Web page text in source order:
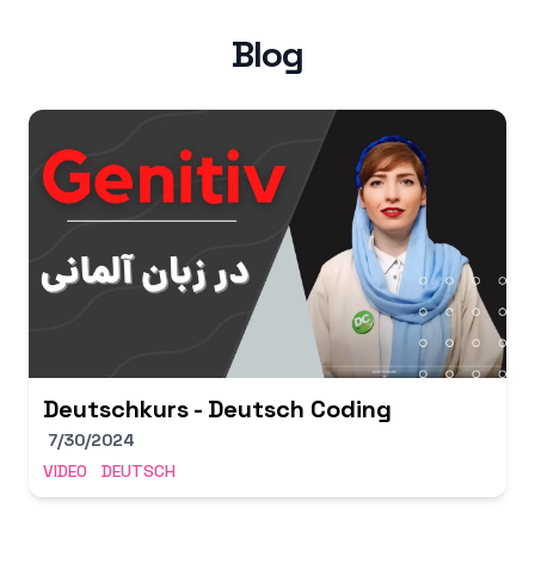
Blog
Deutschkurs - Deutsch Coding
7/30/2024
VIDEO
DEUTSCH